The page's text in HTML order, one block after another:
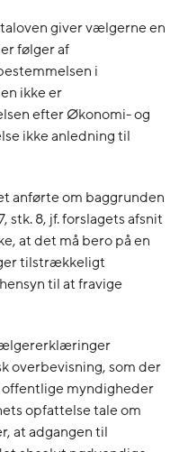
giver vælgerne en
følger af
i
ikke er
efter Økonomi- og
ikke anledning til
anførte om baggrunden
stk. 8, jf. forslagets afsnit
at det må bero på en
tilstrækkeligt
til at fravige
overbevisning, som der
myndigheder
opfattelse tale om
at adgangen til